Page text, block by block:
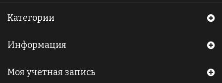
Категории
Информация
Моя учетная запись